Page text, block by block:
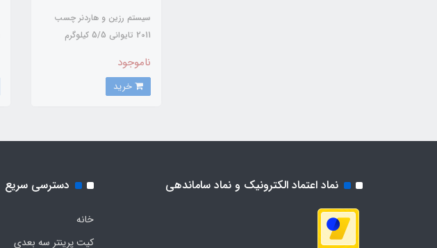
سیستم رزین و هاردنر چسب
2011 تایوانی 5/5 کیلوگرم
ناموجود
نماد اعتماد الکترونیک و نماد ساماندهی دسترسی سریع
خانه
کیت پرینتر سه بعدی